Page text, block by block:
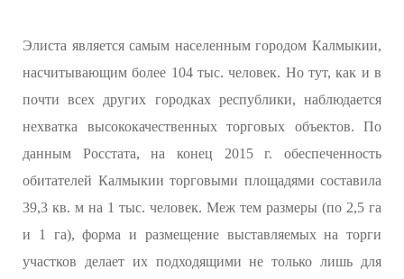
Элиста является самым населенным городом Калмыкии,
насчитывающим более 104 тыс. человек. Но тут, как и в
почти всех других городках республики, наблюдается
нехватка высококачественных торговых объектов. По
данным Росстата, на конец 2015 г. обеспеченность
обитателей Калмыкии торговыми площадями составила
39,3 кв. м на 1 тыс. человек. Меж тем размеры (по 2,5 га
и 1 га), форма и размещение выставляемых на торги
участков делает их подходящими не только лишь для